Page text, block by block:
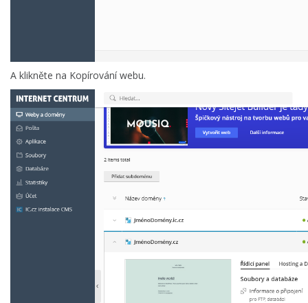
A klikněte na Kopírování webu.